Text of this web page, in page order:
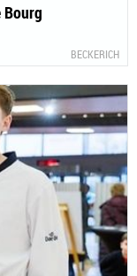
Bourg
BECKERICH